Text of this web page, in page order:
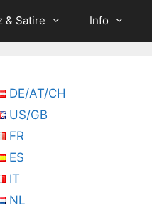
& Satire Info
DE/AT/CH
US/GB
FR
ES
IT
NL